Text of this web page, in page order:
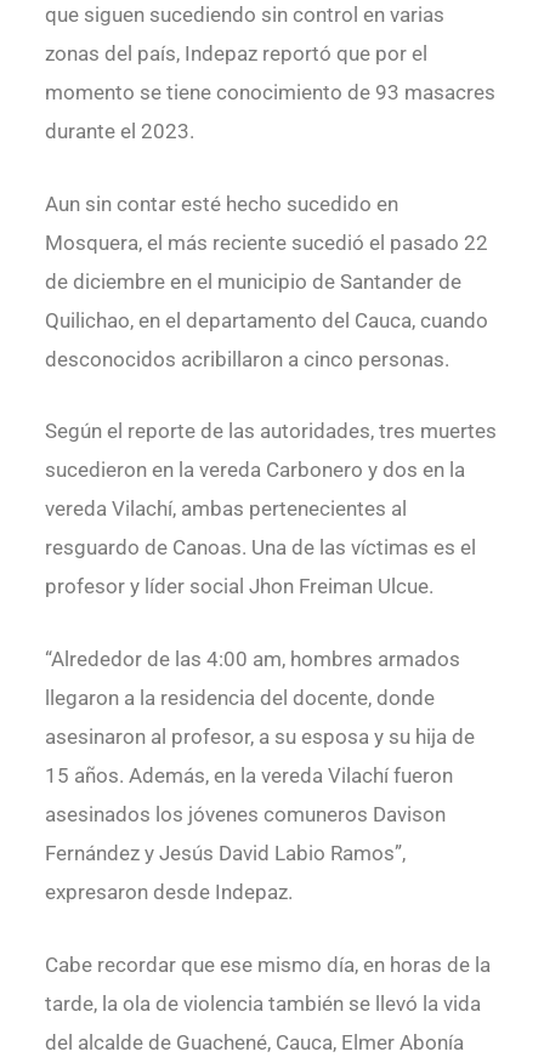
que siguen sucediendo sin control en varias
zonas del país, Indepaz reportó que por el
momento se tiene conocimiento de 93 masacres
durante el 2023.
Aun sin contar esté hecho sucedido en
Mosquera, el más reciente sucedió el pasado 22
de diciembre en el municipio de Santander de
Quilichao, en el departamento del Cauca, cuando
desconocidos acribillaron a cinco personas.
Según el reporte de las autoridades, tres muertes
sucedieron en la vereda Carbonero y dos en la
vereda Vilachí, ambas pertenecientes al
resguardo de Canoas. Una de las víctimas es el
profesor y líder social Jhon Freiman Ulcue.
“Alrededor de las 4:00 am, hombres armados
llegaron a la residencia del docente, donde
asesinaron al profesor, a su esposa y su hija de
15 años. Además, en la vereda Vilachí fueron
asesinados los jóvenes comuneros Davison
Fernández y Jesús David Labio Ramos”,
expresaron desde Indepaz.
Cabe recordar que ese mismo día, en horas de la
tarde, la ola de violencia también se llevó la vida
del alcalde de Guachené, Cauca, Elmer Abonía